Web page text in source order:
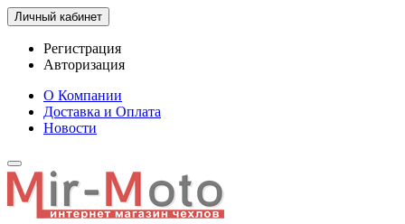
Личный кабинет
Регистрация
Авторизация
О Компании
Доставка и Оплата
Новости